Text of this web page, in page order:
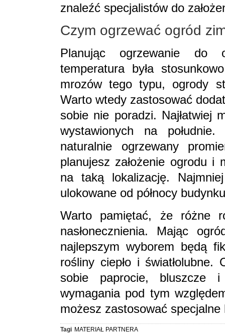
znaleźć specjalistów do
Czym ogrzewać ogród
Planując ogrzewanie do
temperatura była
mrozów tego typu, ogrody
Warto wtedy zastosować
sobie nie poradzi. Najłatwiej
wystawionych na
naturalnie ogrzewany
planujesz założenie ogrodu
na taką lokalizację.
ulokowane od północy
Warto pamiętać, że różne
nasłonecznienia. Mając
najlepszym wyborem będą
rośliny ciepło i światłolubne.
sobie paprocie, bluszcze
wymagania pod tym
możesz zastosować
Tagi MATERIAŁ PARTNERA